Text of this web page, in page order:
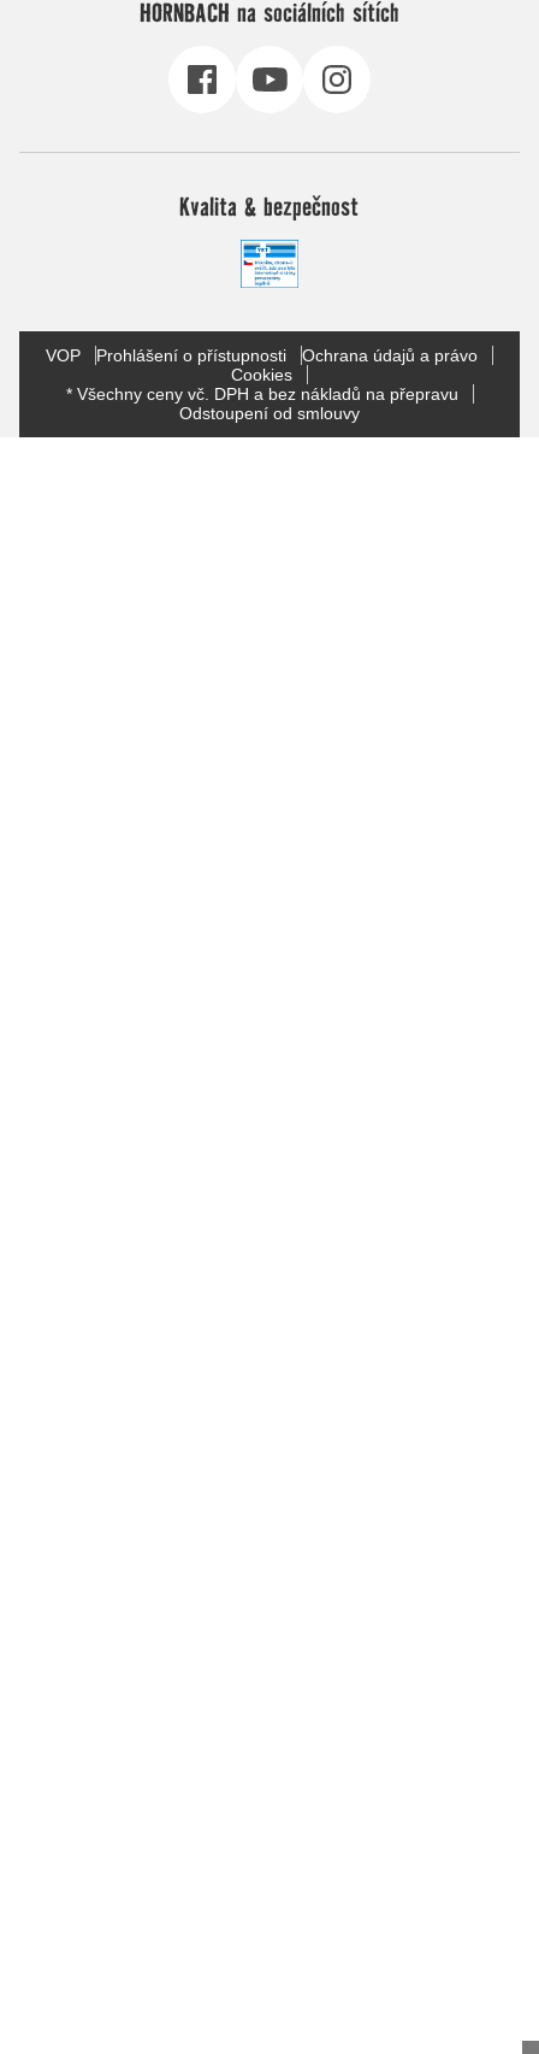
HORNBACH na sociálních sítích
Kvalita & bezpečnost
VOP Prohlášení o přístupnosti
Ochrana údajů a právo
Cookies
* Všechny ceny vč. DPH a bez nákladů na přepravu
Odstoupení od smlouvy